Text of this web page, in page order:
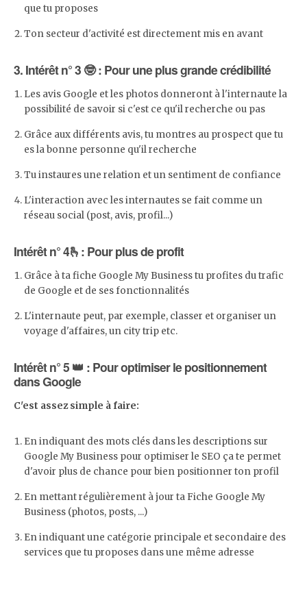
que tu proposes
Ton secteur d'activité est directement mis en avant
3. Intérêt n° 3 🤓 : Pour une plus grande crédibilité
Les avis Google et les photos donneront à l'internaute la
possibilité de savoir si c'est ce qu'il recherche ou pas
Grâce aux différents avis, tu montres au prospect que tu
es la bonne personne qu'il recherche
Tu instaures une relation et un sentiment de confiance
L'interaction avec les internautes se fait comme un
réseau social (post, avis, profil...)
Intérêt n° 4🫰: Pour plus de profit
Grâce à ta fiche Google My Business tu profites du trafic
de Google et de ses fonctionnalités
L'internaute peut, par exemple, classer et organiser un
voyage d'affaires, un city trip etc.
Intérêt n° 5 👑 : Pour optimiser le positionnement
dans Google
C'est assez simple à faire:
En indiquant des mots clés dans les descriptions sur
Google My Business pour optimiser le SEO ça te permet
d'avoir plus de chance pour bien positionner ton profil
En mettant régulièrement à jour ta Fiche Google My
Business (photos, posts, ...)
En indiquant une catégorie principale et secondaire des
services que tu proposes dans une même adresse